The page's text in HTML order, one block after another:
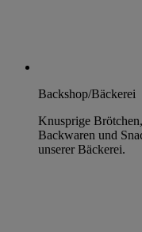
Backshop/Bäckerei
Knusprige
Backwaren und
unserer Bäckerei.